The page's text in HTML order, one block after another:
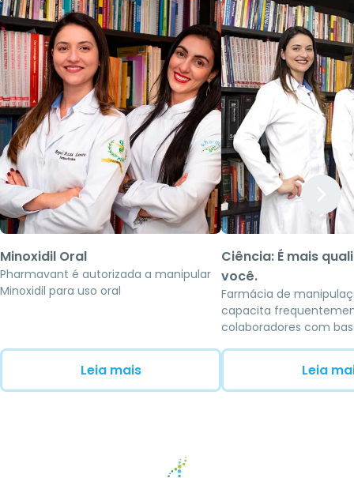
Minoxidil Oral
Pharmavant é autorizada a manipular
Minoxidil para uso oral
Leia mais
Ciência: É mais
você.
Farmácia de
capacita
colaboradores com
Leia